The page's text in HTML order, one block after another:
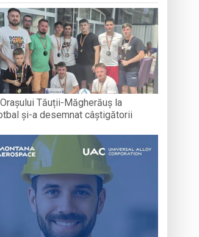
Tăuții-Măgherăuș la
și-a desemnat câștigătorii